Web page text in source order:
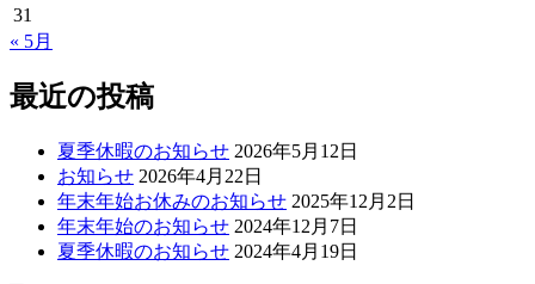
31
« 5月
最近の投稿
夏季休暇のお知らせ 2026年5月12日
お知らせ 2026年4月22日
年末年始お休みのお知らせ 2025年12月2日
年末年始のお知らせ 2024年12月7日
夏季休暇のお知らせ 2024年4月19日